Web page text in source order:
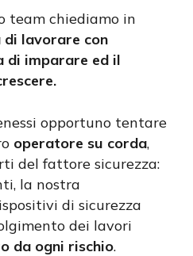
team chiediamo in
di lavorare con
di imparare ed il
opportuno tentare
operatore su corda,
del fattore sicurezza:
la nostra
di sicurezza
dei lavori
da ogni rischio.